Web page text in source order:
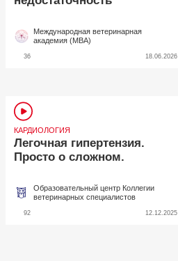
Международная ветеринарная
академия (МВА)
36 18.06.2026
КАРДИОЛОГИЯ
Легочная гипертензия.
Просто о сложном.
Образовательный центр Коллегии
ветеринарных специалистов
92 12.12.2025